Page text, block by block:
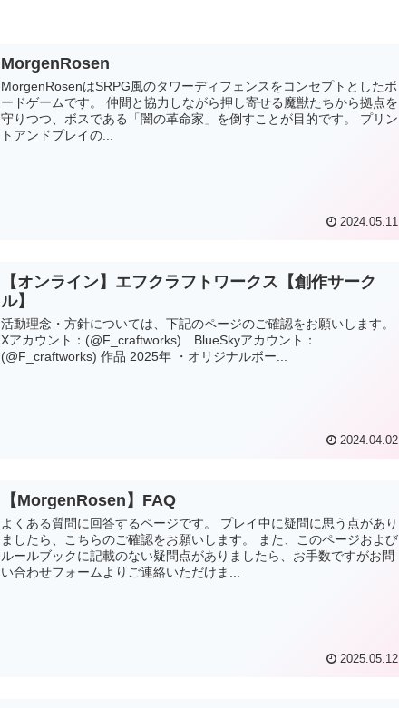
MorgenRosen
MorgenRosenはSRPG風のタワーディフェンスをコンセプトとしたボ
ードゲームです。 仲間と協力しながら押し寄せる魔獣たちから拠点を
守りつつ、ボスである「闇の革命家」を倒すことが目的です。 プリン
トアンドプレイの...
2024.05.11
【オンライン】エフクラフトワークス【創作サーク
ル】
活動理念・方針については、下記のページのご確認をお願いします。
Xアカウント：(@F_craftworks) BlueSkyアカウント：
(@F_craftworks) 作品 2025年 ・オリジナルボー...
2024.04.02
【MorgenRosen】FAQ
よくある質問に回答するページです。 プレイ中に疑問に思う点があり
ましたら、こちらのご確認をお願いします。 また、このページおよび
ルールブックに記載のない疑問点がありましたら、お手数ですがお問
い合わせフォームよりご連絡いただけま...
2025.05.12